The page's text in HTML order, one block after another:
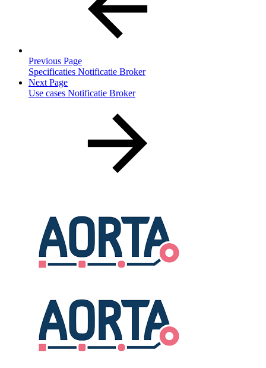
Previous Page
Specificaties Notificatie Broker
Next Page
Use cases Notificatie Broker